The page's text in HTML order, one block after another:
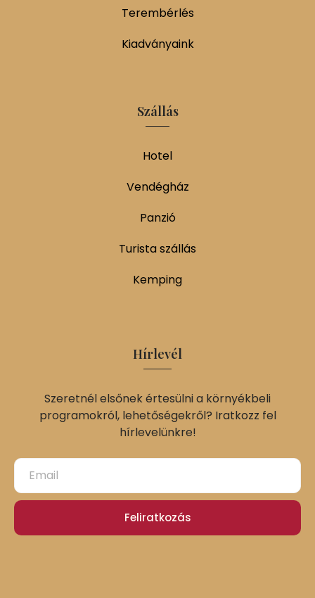
Terembérlés
Kiadványaink
Szállás
Hotel
Vendégház
Panzió
Turista szállás
Kemping
Hírlevél
Szeretnél elsőnek értesülni a környékbeli
programokról, lehetőségekről? Iratkozz fel
hírlevelünkre!
Feliratkozás